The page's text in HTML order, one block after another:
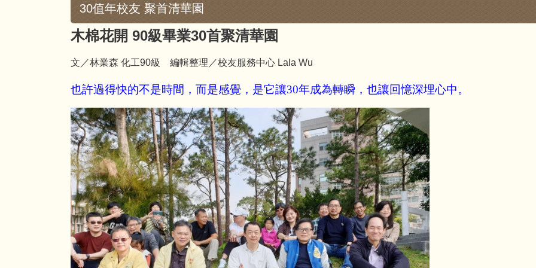
30值年校友 聚首清華園
木棉花開 90級畢業30首聚清華園
文／林業森 化工90級 編輯整理／校友服務中心 Lala Wu
也許過得快的不是時間，而是感覺，是它讓30年成為轉瞬，也讓回憶深埋心中。